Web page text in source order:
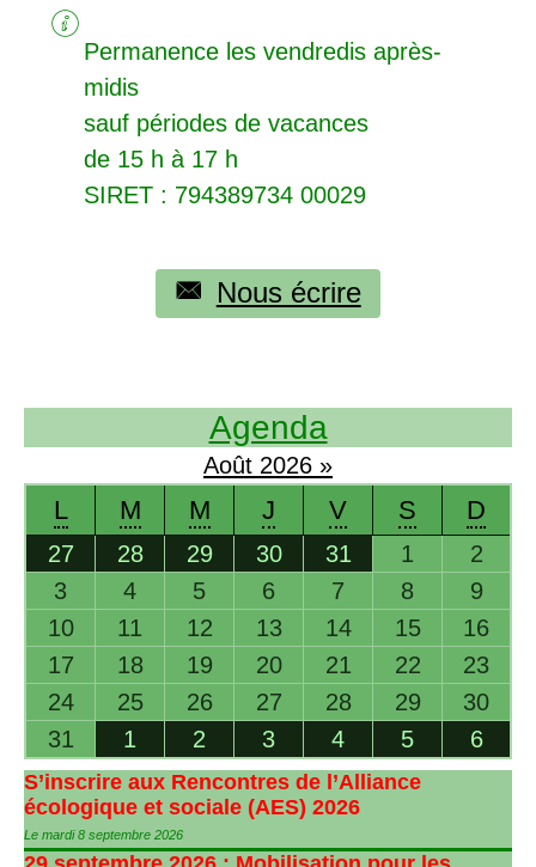
Permanence les vendredis après-
midis
sauf périodes de vacances
de 15 h à 17 h
SIRET: 794389734 00029
Nous écrire
Agenda
Août 2026 »
L M M J V S D
27 28 29 30 31 1
2
3
4 5 6 7 8
9
10
11 12 13 14 15
16
17
18 19 20 21 22
23
24
25 26 27 28 29
30
31
1 2 3 4 5 6
S’inscrire aux Rencontres de l’Alliance
écologique et sociale (AES) 2026
Le mardi 8 septembre 2026